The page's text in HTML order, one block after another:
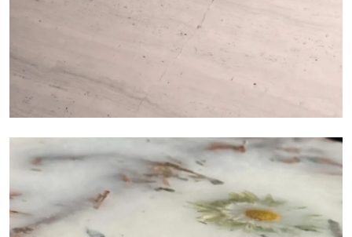
Matte
Ultralight Matte ist die satinierte dekorative Platte von
Tecnografica, ideal für die realistische Wiedergabe von
Marmor, glatten Steinen und natürlichen Texturen.